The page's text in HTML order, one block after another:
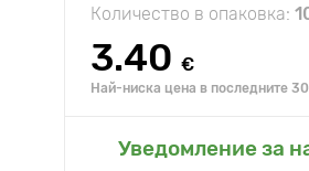
Количество в опаковка:
3.40 €
Най-ниска цена в последните
Уведомление за